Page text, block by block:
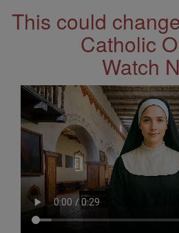
This could
Catholic
Watch